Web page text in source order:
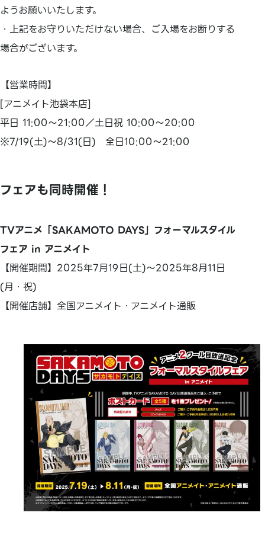
ようお願いいたします。
・上記をお守りいただけない場合、ご入場をお断りする
場合がございます。
【営業時間】
[アニメイト池袋本店]
平日 11:00～21:00／土日祝 10:00～20:00
※7/19(土)～8/31(日) 全日10:00～21:00
フェアも同時開催！
TVアニメ「SAKAMOTO DAYS」フォーマルスタイル
フェア in アニメイト
【開催期間】2025年7月19日(土)～2025年8月11日
(月・祝)
【開催店舗】全国アニメイト・アニメイト通販